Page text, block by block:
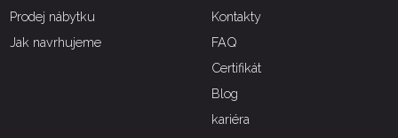
Prodej nábytku
Jak navrhujeme
Kontakty
FAQ
Certifikát
Blog
kariéra